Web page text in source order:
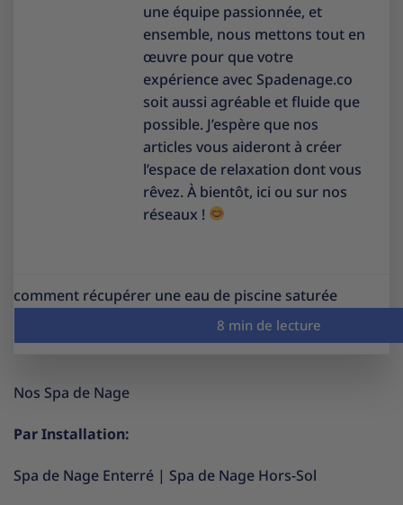
une équipe passionnée, et
ensemble, nous mettons tout en
œuvre pour que votre
expérience avec Spadenage.co
soit aussi agréable et fluide que
possible. J’espère que nos
articles vous aideront à créer
l’espace de relaxation dont vous
rêvez. À bientôt, ici ou sur nos
réseaux !
comment récupérer une eau de piscine saturée
Nos Spa de Nage
Par Installation:
Spa de Nage Enterré | Spa de Nage Hors-Sol